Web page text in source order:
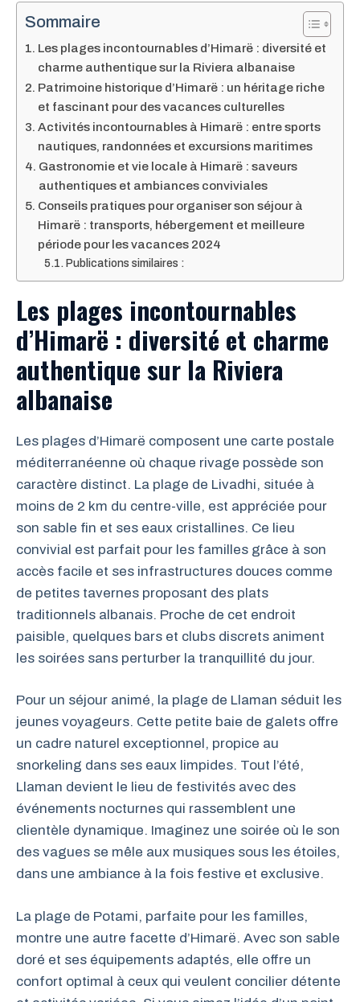
Sommaire
Les plages incontournables d’Himarë : diversité et
charme authentique sur la Riviera albanaise
Patrimoine historique d’Himarë : un héritage riche
et fascinant pour des vacances culturelles
Activités incontournables à Himarë : entre sports
nautiques, randonnées et excursions maritimes
Gastronomie et vie locale à Himarë : saveurs
authentiques et ambiances conviviales
Conseils pratiques pour organiser son séjour à
Himarë : transports, hébergement et meilleure
période pour les vacances 2024
Publications similaires :
Les plages incontournables
d’Himarë : diversité et charme
authentique sur la Riviera
albanaise
Les plages d’Himarë composent une carte postale
méditerranéenne où chaque rivage possède son
caractère distinct. La plage de Livadhi, située à
moins de 2 km du centre-ville, est appréciée pour
son sable fin et ses eaux cristallines. Ce lieu
convivial est parfait pour les familles grâce à son
accès facile et ses infrastructures douces comme
de petites tavernes proposant des plats
traditionnels albanais. Proche de cet endroit
paisible, quelques bars et clubs discrets animent
les soirées sans perturber la tranquillité du jour.
Pour un séjour animé, la plage de Llaman séduit les
jeunes voyageurs. Cette petite baie de galets offre
un cadre naturel exceptionnel, propice au
snorkeling dans ses eaux limpides. Tout l’été,
Llaman devient le lieu de festivités avec des
événements nocturnes qui rassemblent une
clientèle dynamique. Imaginez une soirée où le son
des vagues se mêle aux musiques sous les étoiles,
dans une ambiance à la fois festive et exclusive.
La plage de Potami, parfaite pour les familles,
montre une autre facette d’Himarë. Avec son sable
doré et ses équipements adaptés, elle offre un
confort optimal à ceux qui veulent concilier détente